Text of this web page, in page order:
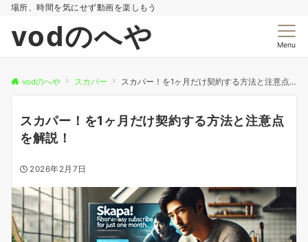
場所、時間を気にせず動画を楽しもう
vodのへや Menu
vodのへや スカパー スカパー！を1ヶ月だけ契約する方法と注意点を解説！
スカパー！を1ヶ月だけ契約する方法と注意点
を解説！
2026年2月7日